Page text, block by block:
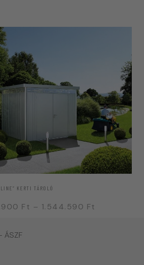
KERTI TÁROLÓ
Ft – 1.544.590 Ft
ÁSZF